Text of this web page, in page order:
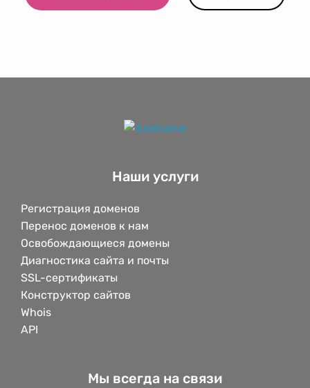
Наши услуги
Регистрация доменов
Перенос доменов к нам
Освобождающиеся домены
Диагностика сайта и почты
SSL-сертификаты
Конструктор сайтов
Whois
API
Мы всегда на связи